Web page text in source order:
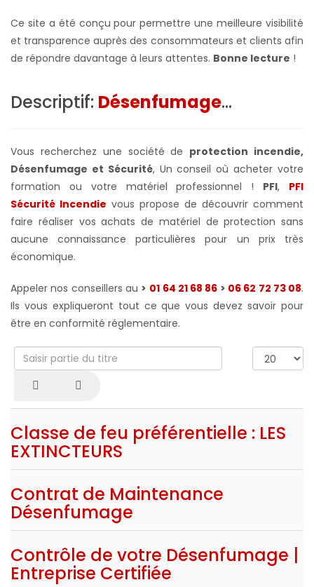
Ce site a été conçu pour permettre une meilleure visibilité
et transparence auprès des consommateurs et clients afin
de répondre davantage à leurs attentes. Bonne lecture !
Descriptif: Désenfumage...
Vous recherchez une société de protection incendie,
Désenfumage et Sécurité, Un conseil où acheter votre
formation ou votre matériel professionnel ! PFI, PFI
Sécurité Incendie vous propose de découvrir comment
faire réaliser vos achats de matériel de protection sans
aucune connaissance particulières pour un prix très
économique.
Appeler nos conseillers au > 01 64 21 68 86 > 06 62 72 73 08.
Ils vous expliqueront tout ce que vous devez savoir pour
être en conformité réglementaire.
Saisir
partie
titre
Afficher
#
Classe de feu préférentielle : LES
EXTINCTEURS
Contrat de Maintenance
Désenfumage
Contrôle de votre Désenfumage |
Entreprise Certifiée